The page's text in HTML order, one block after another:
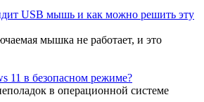
USB мышь и как можно решить эту
мышка не работает, и это
11 в безопасном режиме?
в операционной системе